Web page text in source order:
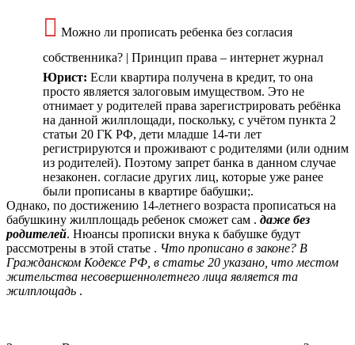
Можно ли прописать ребенка без согласия
собственника? | Принцип права – интернет журнал
Юрист: Если квартира получена в кредит, то она
просто является залоговым имуществом. Это не
отнимает у родителей права зарегистрировать ребёнка
на данной жилплощади, поскольку, с учётом пункта 2
статьи 20 ГК РФ, дети младше 14-ти лет
регистрируются и проживают с родителями (или одним
из родителей). Поэтому запрет банка в данном случае
незаконен. согласие других лиц, которые уже ранее
были прописаны в квартире бабушки;.
Однако, по достижению 14-летнего возраста прописаться на
бабушкину жилплощадь ребенок сможет сам . даже без
родителей. Нюансы прописки внука к бабушке будут
рассмотрены в этой статье . Что прописано в законе? В
Гражданском Кодексе РФ, в статье 20 указано, что местом
жительства несовершеннолетнего лица является та
жилплощадь .